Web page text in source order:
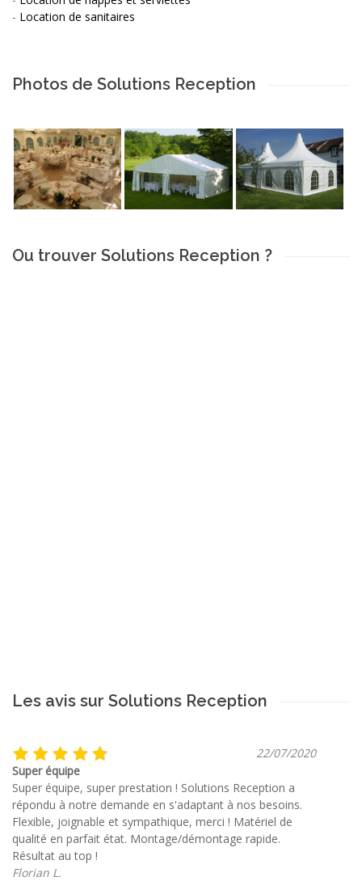
- Location de sanitaires
Photos de Solutions Reception
Ou trouver Solutions Reception ?
Les avis sur Solutions Reception
22/07/2020
Super équipe
Super équipe, super prestation ! Solutions Reception a
répondu à notre demande en s'adaptant à nos besoins.
Flexible, joignable et sympathique, merci ! Matériel de
qualité en parfait état. Montage/démontage rapide.
Résultat au top !
Florian L.